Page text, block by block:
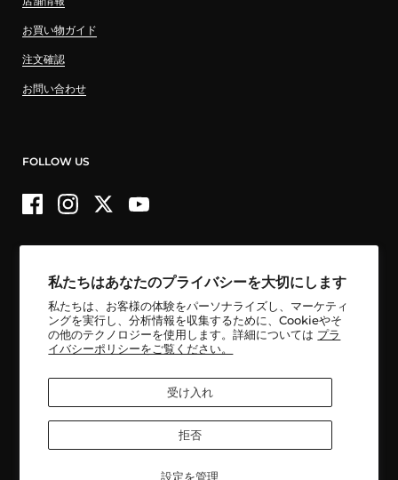
私たちはあなたのプライバシーを大切にします
私たちは、お客様の体験をパーソナライズし、マーケティ
ングを実行し、分析情報を収集するために、Cookieやそ
の他のテクノロジーを使用します。詳細については プラ
イバシーポリシーをご覧ください。
設定を管理
受け入れ
拒否
お買い物ガイド
注文確認
お問い合わせ
FOLLOW US
FacebookInstagramTwitterYouTube
国外からの購入は一律送料無料